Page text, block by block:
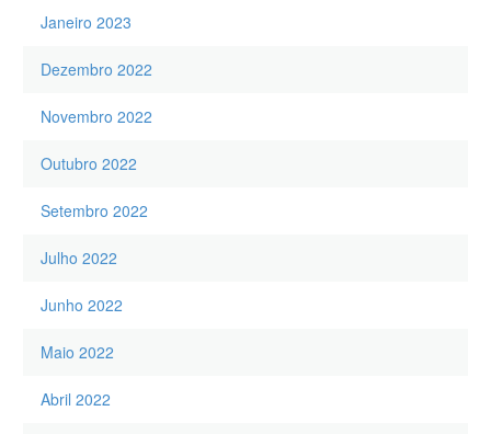
Janeiro 2023
Dezembro 2022
Novembro 2022
Outubro 2022
Setembro 2022
Julho 2022
Junho 2022
Maio 2022
Abril 2022